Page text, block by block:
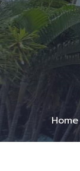
Home